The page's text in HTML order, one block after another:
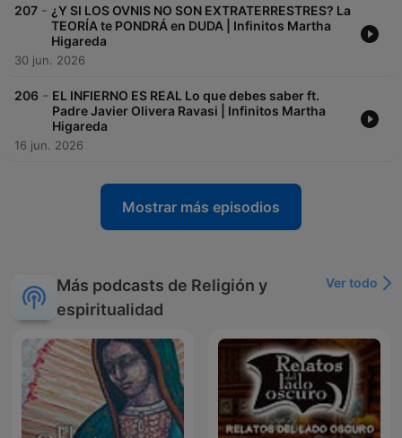
207 - ¿Y SI LOS OVNIS NO SON EXTRATERRESTRES? La
TEORÍA te PONDRÁ en DUDA | Infinitos Martha
Higareda
30 jun. 2026
206 - EL INFIERNO ES REAL Lo que debes saber ft.
Padre Javier Olivera Ravasi | Infinitos Martha
Higareda
16 jun. 2026
Mostrar más episodios
Más podcasts de Religión y
espiritualidad
Ver todo